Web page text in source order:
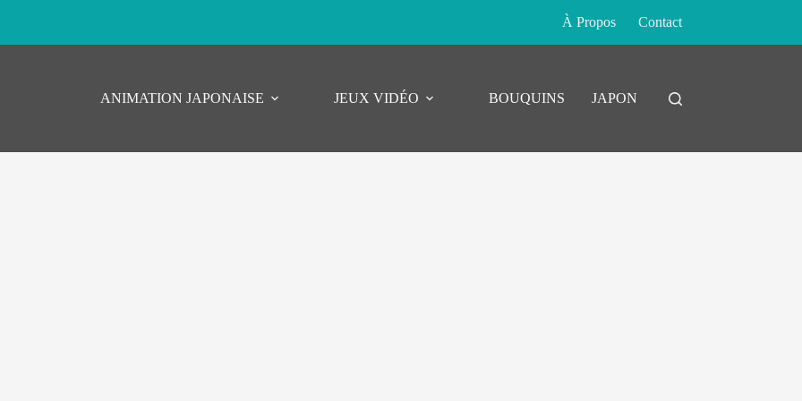
À Propos Contact
ANIMATION JAPONAISE JEUX VIDÉO BOUQUINS JAPON